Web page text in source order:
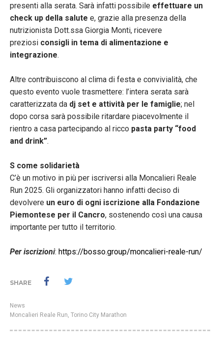
presenti alla serata. Sarà infatti possibile effettuare un
check up della salute e, grazie alla presenza della
nutrizionista Dott.ssa Giorgia Monti, ricevere
preziosi consigli in tema di alimentazione e
integrazione.
Altre contribuiscono al clima di festa e convivialità, che
questo evento vuole trasmettere: l’intera serata sarà
caratterizzata da dj set e attività per le famiglie; nel
dopo corsa sarà possibile ritardare piacevolmente il
rientro a casa partecipando al ricco pasta party “food
and drink”.
S come solidarietà
C’è un motivo in più per iscriversi alla Moncalieri Reale
Run 2025. Gli organizzatori hanno infatti deciso di
devolvere un euro di ogni iscrizione alla Fondazione
Piemontese per il Cancro, sostenendo così una causa
importante per tutto il territorio.
Per iscrizioni: https://bosso.group/moncalieri-reale-run/
SHARE
News
Moncalieri Reale Run Torino City Marathon